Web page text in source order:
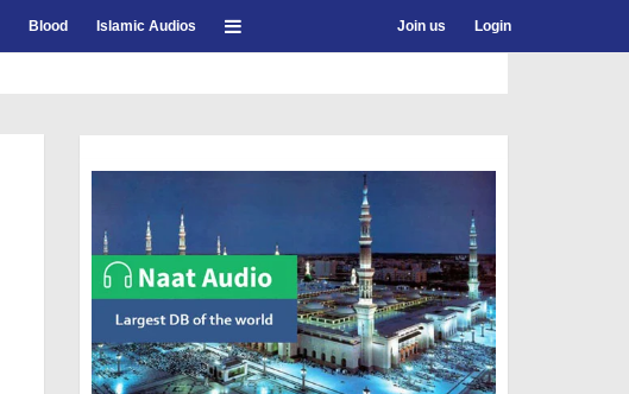
Blood Islamic Audios Join us Login